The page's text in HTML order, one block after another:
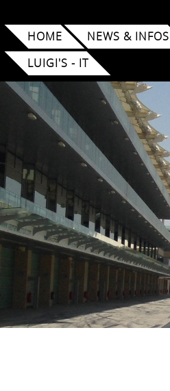
HOME NEWS & INFOS
LUIGI'S - IT